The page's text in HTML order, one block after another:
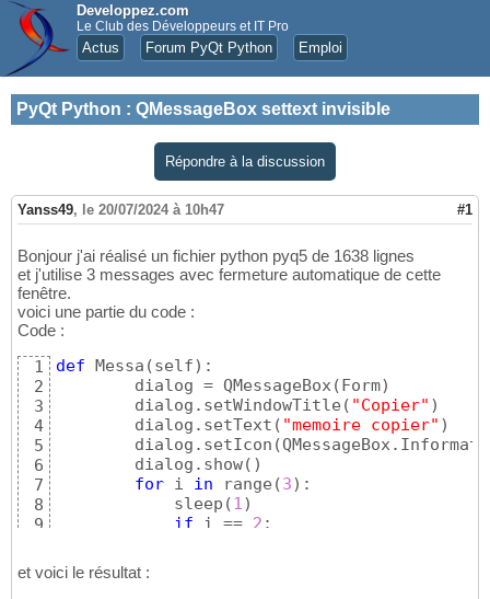
Developpez.com
Le Club des Développeurs et IT Pro
Actus Forum PyQt Python Emploi
PyQt Python : QMessageBox settext invisible
Répondre à la discussion
Yanss49, le 20/07/2024 à 10h47 #1
Bonjour j'ai réalisé un fichier python pyq5 de 1638 lignes
et j'utilise 3 messages avec fermeture automatique de cette
fenêtre.
voici une partie du code :
Code :
1
2
3
4
5
6
7
8
9
def Messa (self) :
        dialog = QMessageBox
( Form)
        dialog.setWindowTitle
( "Copier" )
        dialog.setText
( "memoire copier" )
        dialog.setIcon
(
        dialog.show
( )
for i in range (3) :
            sleep
(1)
if i == 2 :
et voici le résultat :